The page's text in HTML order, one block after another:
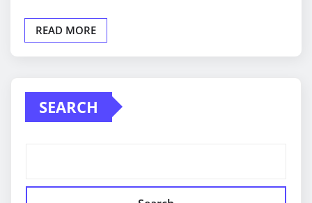
READ MORE
SEARCH